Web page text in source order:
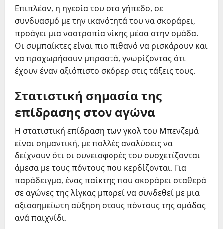
Επιπλέον, η ηγεσία του στο γήπεδο, σε
συνδυασμό με την ικανότητά του να σκοράρει,
προάγει μια νοοτροπία νίκης μέσα στην ομάδα.
Οι συμπαίκτες είναι πιο πιθανό να ρισκάρουν και
να προχωρήσουν μπροστά, γνωρίζοντας ότι
έχουν έναν αξιόπιστο σκόρερ στις τάξεις τους.
Στατιστική σημασία της
επίδρασης στον αγώνα
Η στατιστική επίδραση των γκολ του Μπενζεμά
είναι σημαντική, με πολλές αναλύσεις να
δείχνουν ότι οι συνεισφορές του συσχετίζονται
άμεσα με τους πόντους που κερδίζονται. Για
παράδειγμα, ένας παίκτης που σκοράρει σταθερά
σε αγώνες της λίγκας μπορεί να συνδεθεί με μια
αξιοσημείωτη αύξηση στους πόντους της ομάδας
ανά παιχνίδι.